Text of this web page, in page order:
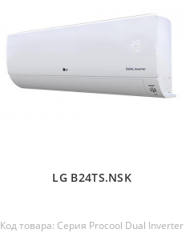
LG B24TS.NSK
Код товара: Серия Procool Dual Inverter